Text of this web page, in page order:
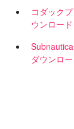
コダック
ウンロード
ダウンロ